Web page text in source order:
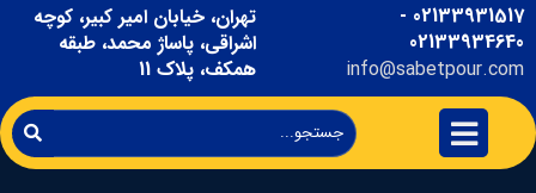
02133931517 -
02133934640
info@sabetpour.com
تهران، خیابان امیر کبیر، کوچه
اشراقی، پاساژ محمد، طبقه
همکف، پلاک 11